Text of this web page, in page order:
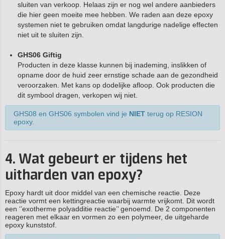
sluiten van verkoop. Helaas zijn er nog wel andere aanbieders
die hier geen moeite mee hebben. We raden aan deze epoxy
systemen niet te gebruiken omdat langdurige nadelige effecten
niet uit te sluiten zijn.
GHS06 Giftig
Producten in deze klasse kunnen bij inademing, inslikken of
opname door de huid zeer ernstige schade aan de gezondheid
veroorzaken. Met kans op dodelijke afloop. Ook producten die
dit symbool dragen, verkopen wij niet.
GHS08 en GHS06 symbolen vind je NIET terug op RESION
epoxy.
4. Wat gebeurt er tijdens het
uitharden van epoxy?
Epoxy hardt uit door middel van een chemische reactie. Deze
reactie vormt een kettingreactie waarbij warmte vrijkomt. Dit wordt
een ‘’exotherme polyadditie reactie’’ genoemd. De 2 componenten
reageren met elkaar en vormen zo een polymeer, de uitgeharde
epoxy kunststof.